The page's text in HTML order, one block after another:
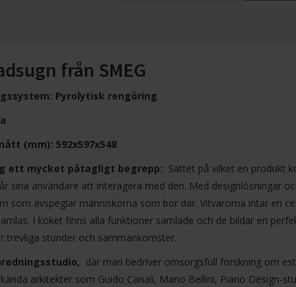
från SMEG
Pyrolytisk rengöring
(mm): 592x597x548
ett mycket påtagligt begrepp: Sättet på vilket en produkt
sina användare att interagera med den. Med designlösningar
som avspeglar människorna som bor där. Vitvarorna intar en
I köket finns alla funktioner samlade och de bildar en
trevliga stunder och sammankomster.
där man bedriver omsorgsfull forskning om
arkitekter som Guido Canali, Mario Bellini, Piano Design-